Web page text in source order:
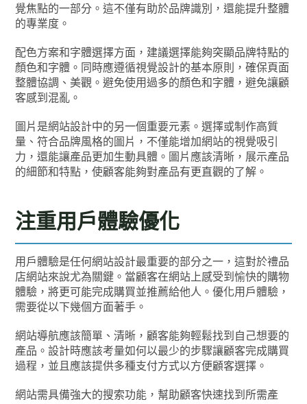
覺焦點的一部分。這不僅有助於品牌識別，還能提升整體
的專業度。
配色方案和字體選擇方面，建議選擇能夠突顯品牌特點的
顏色和字體。同時應遵循視覺設計的基本原則，確保頁面
整體協調、美觀。避免使用過多的顏色和字體，避免讓顧
客感到混亂。
圖片是網站設計中的另一個重要元素。選擇或制作高質
量、符合品牌風格的圖片，不僅能增加網站的視覺吸引
力，還能讓產品更加生動具體。圖片應該清晰，展示產品
的細節和特點，使顧客能夠對產品有更直觀的了解。
注重用戶體驗優化
用戶體驗是任何網站設計最重要的部分之一，這對於禮品
店網站來說尤為關鍵。當顧客在網站上感受到愉快的購物
體驗，將更可能完成購買並推薦給他人。優化用戶體驗，
需要從以下幾個方面著手。
網站導航應該簡單、清晰，顧客能夠輕鬆找到自己想要的
產品。設計時應該考量如何以最少的步驟讓顧客完成購買
過程，並且應該提供多種支付方式以方便顧客選擇。
網站需具備強大的搜索功能，幫助顧客快速找到所需產